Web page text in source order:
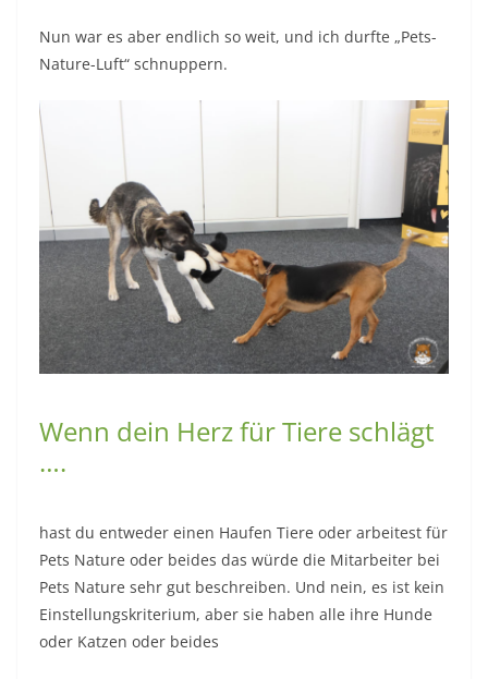
Nun war es aber endlich so weit, und ich durfte „Pets-
Nature-Luft“ schnuppern.
Wenn dein Herz für Tiere schlägt
….
hast du entweder einen Haufen Tiere oder arbeitest für
Pets Nature oder beides das würde die Mitarbeiter bei
Pets Nature sehr gut beschreiben. Und nein, es ist kein
Einstellungskriterium, aber sie haben alle ihre Hunde
oder Katzen oder beides